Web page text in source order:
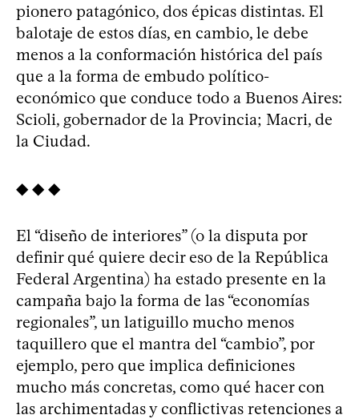
pionero patagónico, dos épicas distintas. El
balotaje de estos días, en cambio, le debe
menos a la conformación histórica del país
que a la forma de embudo político-
económico que conduce todo a Buenos Aires:
Scioli, gobernador de la Provincia; Macri, de
la Ciudad.
◆ ◆ ◆
El “diseño de interiores” (o la disputa por
definir qué quiere decir eso de la República
Federal Argentina) ha estado presente en la
campaña bajo la forma de las “economías
regionales”, un latiguillo mucho menos
taquillero que el mantra del “cambio”, por
ejemplo, pero que implica definiciones
mucho más concretas, como qué hacer con
las archimentadas y conflictivas retenciones a